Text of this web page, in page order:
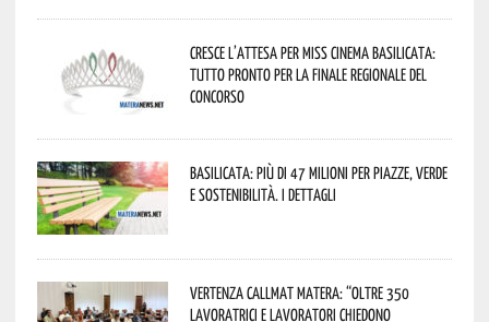
Cresce l’attesa per Miss Cinema Basilicata:
tutto pronto per la finale regionale del
concorso
Basilicata: più di 47 milioni per piazze, verde
e sostenibilità. I dettagli
Vertenza CallMat Matera: “Oltre 350
lavoratrici e lavoratori chiedono